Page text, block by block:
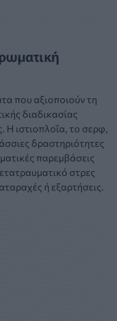
που αξιοποιούν τη
διαδικασίας
ιστιοπλοΐα, το σερφ,
δραστηριότητες
παρεμβάσεις
στρες
ή εξαρτήσεις.